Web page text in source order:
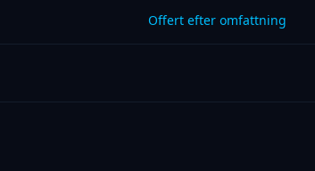
Offert efter omfattning